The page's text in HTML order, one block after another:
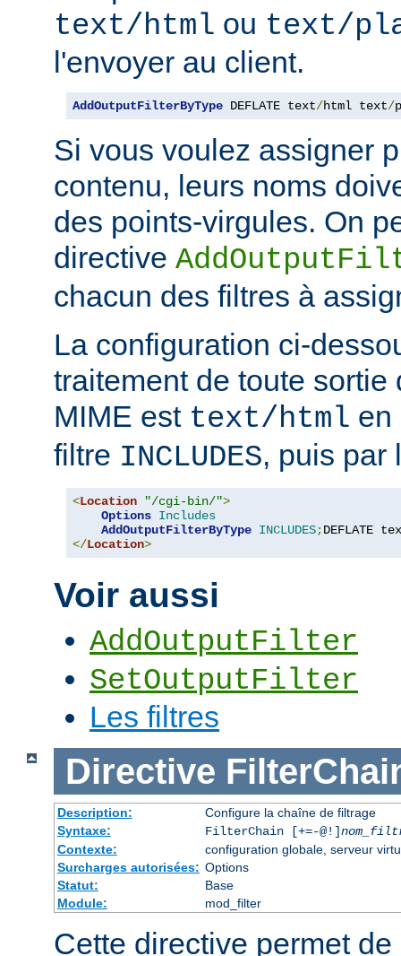
text/html ou text/
l'envoyer au client.
AddOutputFilterByType DEFLATE text/html text/
Si vous voulez assigner
contenu, leurs noms
des points-virgules. On
directive
chacun des filtres à
La configuration ci-
traitement de toute sortie
MIME est text/html en
filtre INCLUDES, puis par
<Location "/cgi-bin/">
Options Includes
AddOutputFilterByType INCLUDES;DEFLATE
</Location>
Voir aussi
AddOutputFilter
SetOutputFilter
Les filtres
Directive
Description:
Configure la chaîne de filtrage
Syntaxe:
FilterChain [+=-@!]
Contexte:
configuration globale, serveur
Surcharges autorisées: Options
Statut:
Base
Module:
mod_filter
Cette directive permet